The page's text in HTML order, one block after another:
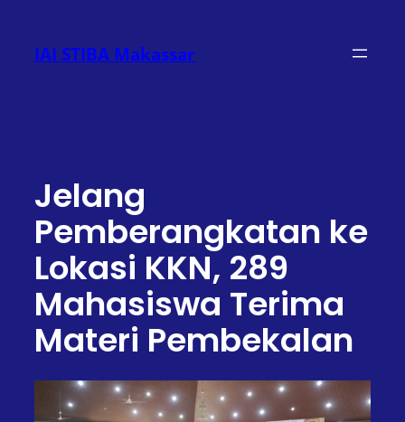
konten
IAI STIBA Makassar
Jelang
Pemberangkatan ke
Lokasi KKN, 289
Mahasiswa Terima
Materi Pembekalan